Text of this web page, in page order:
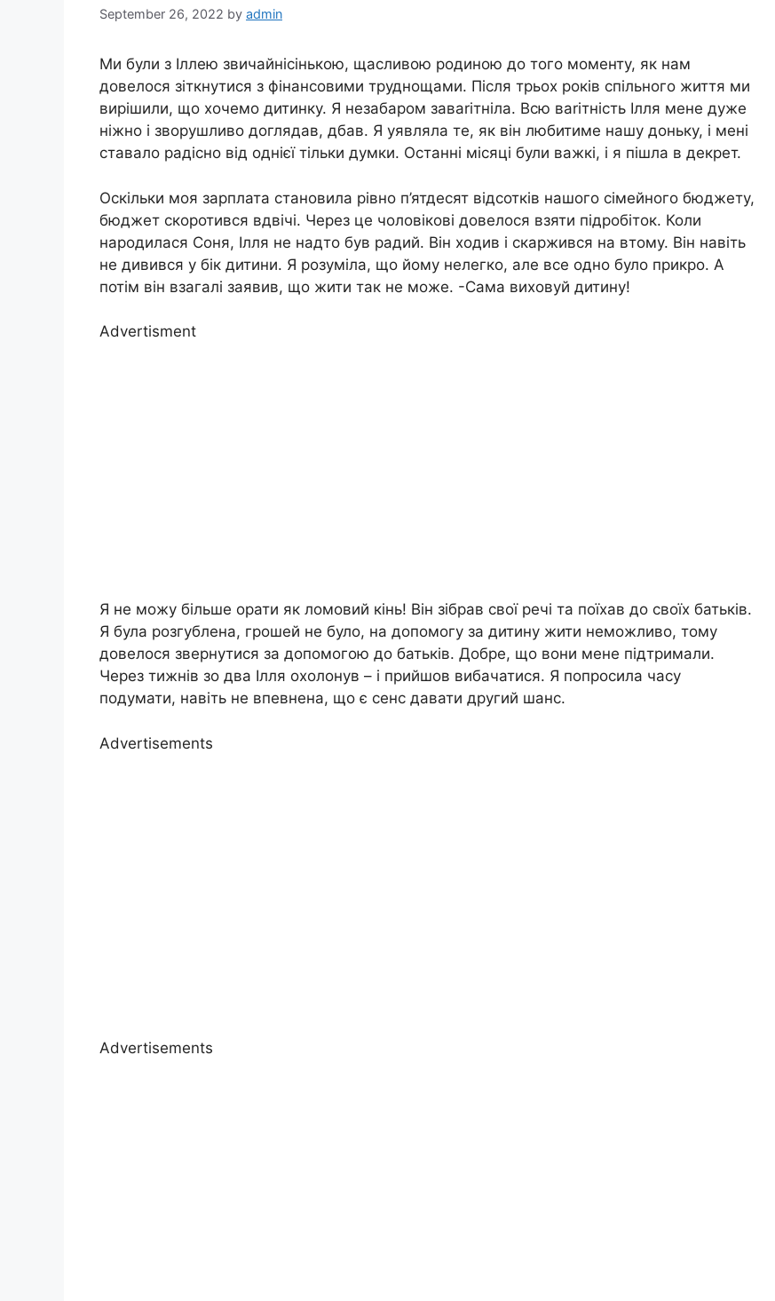
September 26, 2022 by admin
Ми були з Іллею звичайнісінькою, щасливою родиною до того моменту, як нам
довелося зіткнутися з фінансовими труднощами. Після трьох років спільного життя ми
вирішили, що хочемо дитинку. Я незабаром заваrітніла. Всю ваrітність Ілля мене дуже
ніжно і зворушливо доглядав, дбав. Я уявляла те, як він любитиме нашу доньку, і мені
ставало радісно від однієї тільки думки. Останні місяці були важкі, і я пішла в декрет.
Оскільки моя зарплата становила рівно п’ятдесят відсотків нашого сімейного бюджету,
бюджет скоротився вдвічі. Через це чоловікові довелося взяти підробіток. Коли
народилася Соня, Ілля не надто був радий. Він ходив і скаржився на втому. Він навіть
не дивився у бік дитини. Я розуміла, що йому нелегко, але все одно було прикро. А
потім він взагалі заявив, що жити так не може. -Сама виховуй дитину!
Advertisment
Я не можу більше орати як ломовий кінь! Він зібрав свої речі та поїхав до своїх батьків.
Я була розгублена, грошей не було, на допомогу за дитину жити неможливо, тому
довелося звернутися за допомогою до батьків. Добре, що вони мене підтримали.
Через тижнів зо два Ілля охолонув – і прийшов вибачатися. Я попросила часу
подумати, навіть не впевнена, що є сенс давати другий шанс.
Advertisements
Advertisements